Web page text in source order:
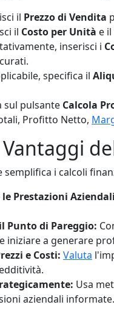
il Prezzo di Vendita
il Costo per Unità e
inserisci i
specifica il
sul pulsante Calcola
Profitto Netto,
semplifica i calcoli
Prestazioni
Punto di Pareggio:
iniziare a generare
e Costi: Valuta
Usa
aziendali informate.